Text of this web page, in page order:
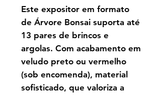
Este expositor em formato
de Árvore Bonsai suporta até
13 pares de brincos e
argolas. Com acabamento em
veludo preto ou vermelho
(sob encomenda), material
sofisticado, que valoriza a